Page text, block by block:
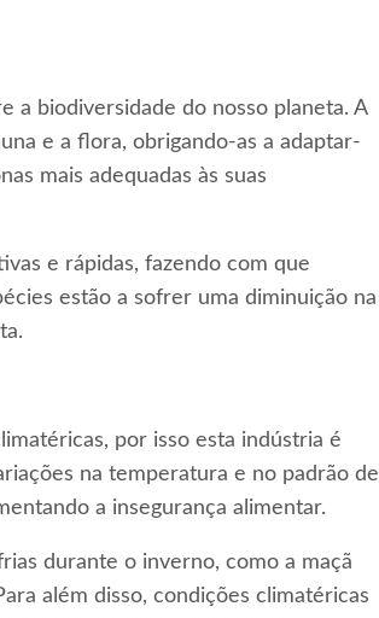
a biodiversidade do nosso planeta. A
e a flora, obrigando-as a adaptar-
mais adequadas às suas
e rápidas, fazendo com que
estão a sofrer uma diminuição na
por isso esta indústria é
na temperatura e no padrão de
a insegurança alimentar.
durante o inverno, como a maçã
além disso, condições climatéricas